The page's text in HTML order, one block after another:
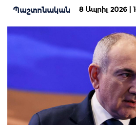
Պաշտոնական 8 Ապրիլ 2026 |